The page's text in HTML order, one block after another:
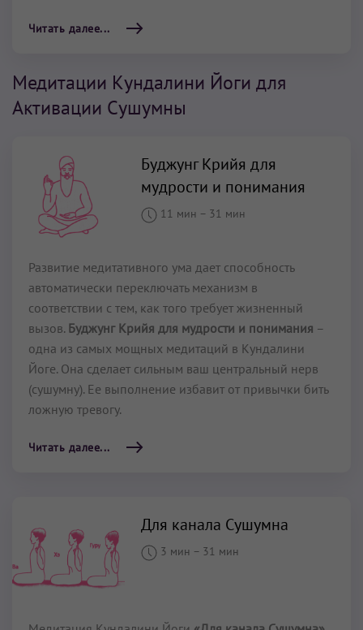
Читать далее...
Медитации Кундалини Йоги для
Активации Сушумны
Буджунг Крийя для
мудрости и понимания
11 мин – 31 мин
Развитие медитативного ума дает способность
автоматически переключать механизм в
соответствии с тем, как того требует жизненный
вызов. Буджунг Крийя для мудрости и понимания –
одна из самых мощных медитаций в Кундалини
Йоге. Она сделает сильным ваш центральный нерв
(сушумну). Ее выполнение избавит от привычки бить
ложную тревогу.
Читать далее...
Для канала Сушумна
3 мин – 31 мин